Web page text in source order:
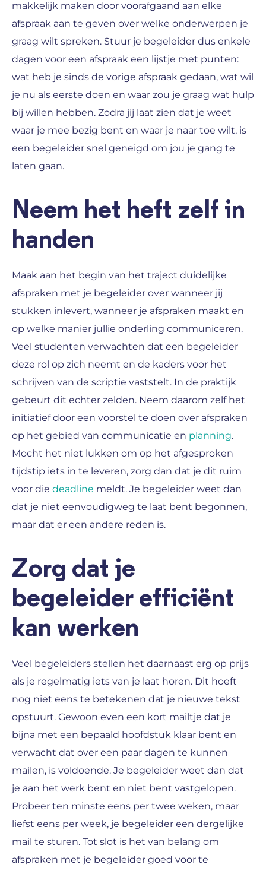
makkelijk maken door voorafgaand aan elke
afspraak aan te geven over welke onderwerpen je
graag wilt spreken. Stuur je begeleider dus enkele
dagen voor een afspraak een lijstje met punten:
wat heb je sinds de vorige afspraak gedaan, wat wil
je nu als eerste doen en waar zou je graag wat hulp
bij willen hebben. Zodra jij laat zien dat je weet
waar je mee bezig bent en waar je naar toe wilt, is
een begeleider snel geneigd om jou je gang te
laten gaan.
Neem het heft zelf in
handen
Maak aan het begin van het traject duidelijke
afspraken met je begeleider over wanneer jij
stukken inlevert, wanneer je afspraken maakt en
op welke manier jullie onderling communiceren.
Veel studenten verwachten dat een begeleider
deze rol op zich neemt en de kaders voor het
schrijven van de scriptie vaststelt. In de praktijk
gebeurt dit echter zelden. Neem daarom zelf het
initiatief door een voorstel te doen over afspraken
op het gebied van communicatie en planning.
Mocht het niet lukken om op het afgesproken
tijdstip iets in te leveren, zorg dan dat je dit ruim
voor die deadline meldt. Je begeleider weet dan
dat je niet eenvoudigweg te laat bent begonnen,
maar dat er een andere reden is.
Zorg dat je
begeleider efficiënt
kan werken
Veel begeleiders stellen het daarnaast erg op prijs
als je regelmatig iets van je laat horen. Dit hoeft
nog niet eens te betekenen dat je nieuwe tekst
opstuurt. Gewoon even een kort mailtje dat je
bijna met een bepaald hoofdstuk klaar bent en
verwacht dat over een paar dagen te kunnen
mailen, is voldoende. Je begeleider weet dan dat
je aan het werk bent en niet bent vastgelopen.
Probeer ten minste eens per twee weken, maar
liefst eens per week, je begeleider een dergelijke
mail te sturen. Tot slot is het van belang om
afspraken met je begeleider goed voor te